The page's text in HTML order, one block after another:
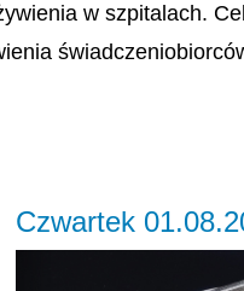
w szpitalach.
Czwartek